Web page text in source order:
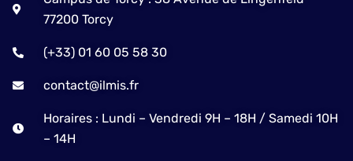
77200 Torcy
(+33) 01 60 05 58 30
contact@ilmis.fr
Horaires : Lundi – Vendredi 9H – 18H / Samedi 10H
– 14H